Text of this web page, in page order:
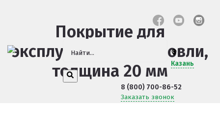
Казань
8 (800) 700-86-52
Заказать звонок
Покрытие для
эксплуатируемой кровли,
толщина 20 мм